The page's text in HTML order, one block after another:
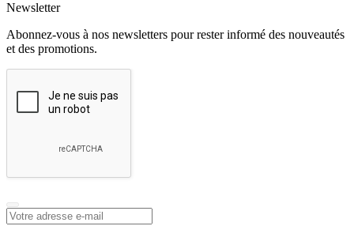
Newsletter
Abonnez-vous à nos newsletters pour rester informé des nouveautés
et des promotions.